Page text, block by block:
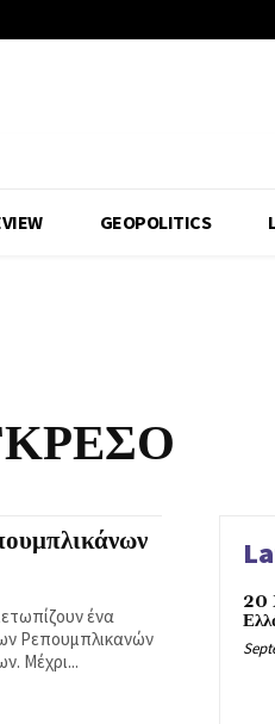
GEOPOLITICS
ένα
Ρεπουμπλικανών
Μέχρι...
20